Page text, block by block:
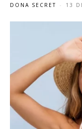
DONA SECRET - 13